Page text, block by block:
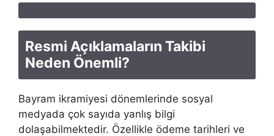
Resmi Açıklamaların Takibi
Neden Önemli?
Bayram ikramiyesi dönemlerinde sosyal
medyada çok sayıda yanlış bilgi
dolaşabilmektedir. Özellikle ödeme tarihleri ve